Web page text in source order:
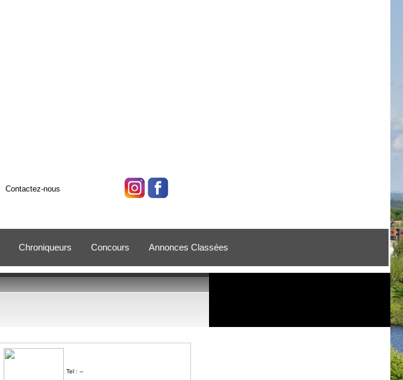
Contactez-nous
Chroniqueurs Concours Annonces Classées
Tel : --